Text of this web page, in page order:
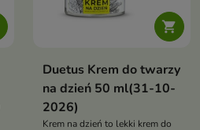

Duetus Krem do twarzy
na dzień 50 ml(31-10-
2026)
Krem na dzień to lekki krem do